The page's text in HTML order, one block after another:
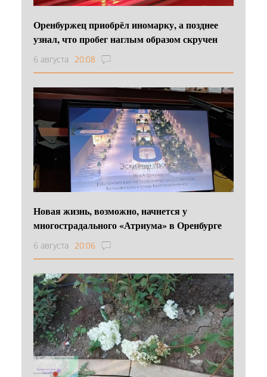
Оренбуржец приобрёл иномарку, а позднее
узнал, что пробег наглым образом скручен
6 августа 20:08
Новая жизнь, возможно, начнется у
многострадального «Атриума» в Оренбурге
6 августа 20:06